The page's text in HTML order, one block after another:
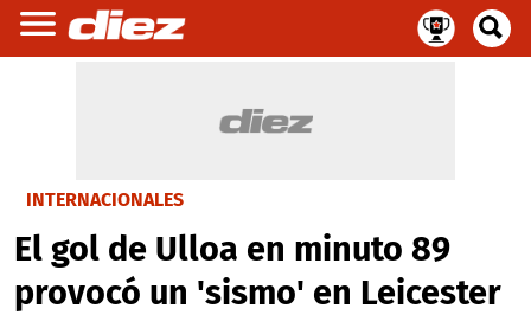
INTERNACIONALES
El gol de Ulloa en minuto 89
provocó un 'sismo' en Leicester